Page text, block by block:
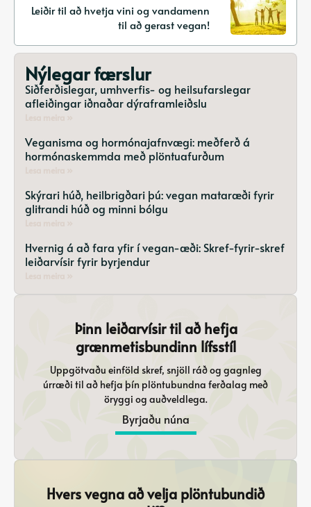
Leiðir til að hvetja vini og vandamenn
til að gerast vegan!
Nýlegar færslur
Siðferðislegar, umhverfis- og heilsufarslegar
afleiðingar iðnaðar dýraframleiðslu
Veganisma og hormónajafnvægi: meðferð á
hormónaskemmda með plöntuafurðum
Skýrari húð, heilbrigðari þú: vegan mataræði fyrir
glitrandi húð og minni bólgu
Hvernig á að fara yfir í vegan-æði: Skref-fyrir-skref
leiðarvísir fyrir byrjendur
Þinn leiðarvísir til að hefja
grænmetisbundinn lífsstíl
Uppgötvaðu einföld skref, snjöll ráð og gagnleg
úrræði til að hefja þín plöntubundna ferðalag með
öryggi og auðveldlega.
Byrjaðu núna
Hvers vegna að velja plöntubundið